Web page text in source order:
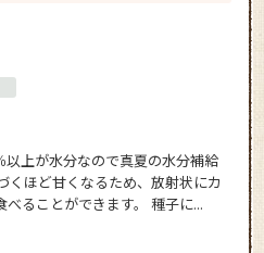
上が水分なので真夏の水分補給
くほど甘くなるため、放射状にカ
ることができます。 種子に...